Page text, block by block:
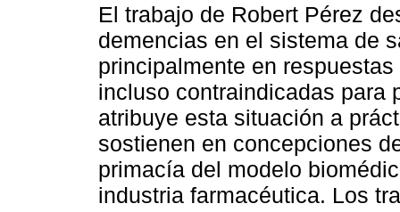
El trabajo de Robert Pérez
demencias en el sistema de
principalmente en
incluso contraindicadas para
atribuye esta situación a
sostienen en concepciones
primacía del modelo
industria farmacéutica. Los